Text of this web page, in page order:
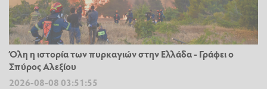
Όλη η ιστορία των πυρκαγιών στην Ελλάδα - Γράφει ο
Σπύρος Αλεξίου
2026-08-08 03:51:55